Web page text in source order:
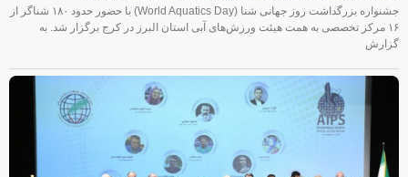
جشنواره بزرگداشت روز جهانی شنا (World Aquatics Day) با حضور حدود ۱۸۰ شناگر از
۱۶ مرکز تخصصی به همت هیئت ورزش‌های آبی استان البرز در کرج برگزار شد. به
گزارش